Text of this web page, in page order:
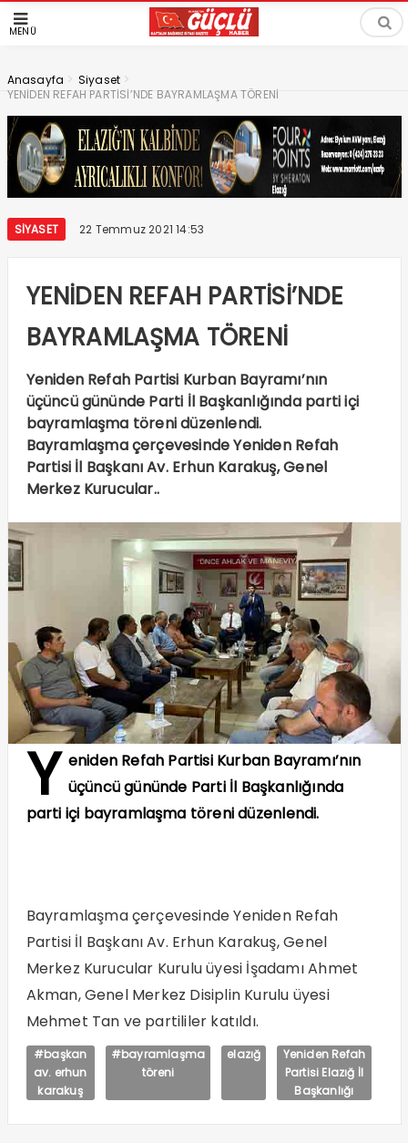
MENÜ
Anasayfa > Siyaset >
YENİDEN REFAH PARTİSİ’NDE BAYRAMLAŞMA TÖRENİ
SIYASET 22 Temmuz 2021 14:53
YENİDEN REFAH PARTİSİ’NDE
BAYRAMLAŞMA TÖRENİ
Yeniden Refah Partisi Kurban Bayramı’nın
üçüncü gününde Parti İl Başkanlığında parti içi
bayramlaşma töreni düzenlendi.
Bayramlaşma çerçevesinde Yeniden Refah
Partisi İl Başkanı Av. Erhun Karakuş, Genel
Merkez Kurucular..
Y eniden Refah Partisi Kurban Bayramı’nın
üçüncü gününde Parti İl Başkanlığında
parti içi bayramlaşma töreni düzenlendi.
Bayramlaşma çerçevesinde Yeniden Refah
Partisi İl Başkanı Av. Erhun Karakuş, Genel
Merkez Kurucular Kurulu üyesi İşadamı Ahmet
Akman, Genel Merkez Disiplin Kurulu üyesi
Mehmet Tan ve partililer katıldı.
#başkan
av. erhun
karakuş
#bayramlaşma
töreni
elazığ
Yeniden Refah
Partisi Elazığ İl
Başkanlığı